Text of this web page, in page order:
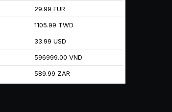
29.99 EUR
1105.99 TWD
33.99 USD
596999.00 VND
589.99 ZAR